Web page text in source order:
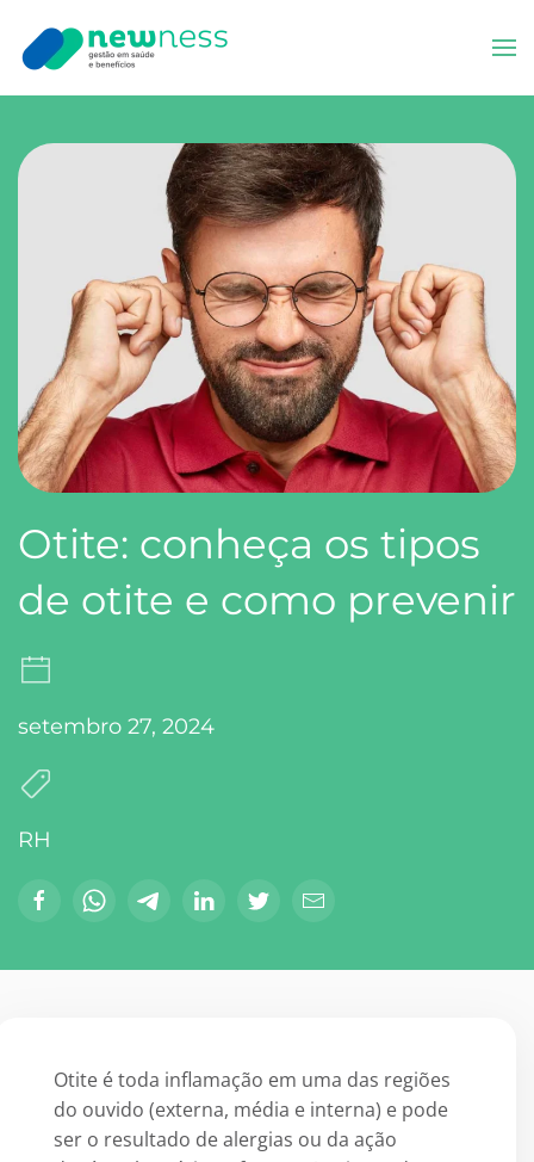
Skip to main content
Otite: conheça os tipos
de otite e como prevenir
setembro 27, 2024
RH
Otite é toda inflamação em uma das regiões
do ouvido (externa, média e interna) e pode
ser o resultado de alergias ou da ação